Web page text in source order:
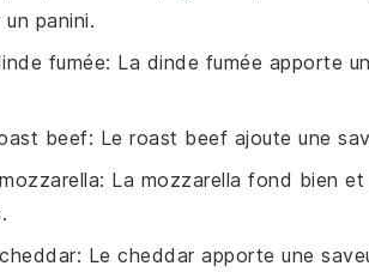
panini.
fumée: La dinde fumée apporte
beef: Le roast beef ajoute une
mozzarella: La mozzarella fond bien et
cheddar: Le cheddar apporte une